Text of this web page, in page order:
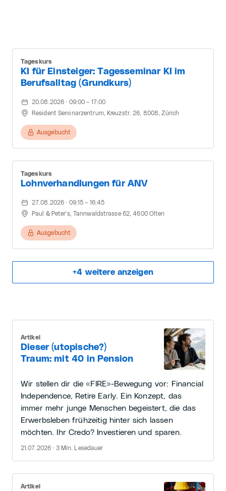
KI für Einsteiger: Tagesseminar KI im
Berufsalltag (Grundkurs)
Tageskurs
20.08.2026 · 09:00 – 17:00
Resident Seminarzentrum, Kreuzstr. 26, 8008, Zürich
Ausgebucht
Lohnverhandlungen für ANV
Tageskurs
27.08.2026 · 09:15 – 16:45
Paul & Peter's, Tannwaldstrasse 62, 4600 Olten
Ausgebucht
+4 weitere anzeigen
Dieser (utopische?)
Traum: mit 40 in Pension
Artikel
Wir stellen dir die «FIRE»-Bewegung vor: Financial
Independence, Retire Early. Ein Konzept, das
immer mehr junge Menschen begeistert, die das
Erwerbsleben frühzeitig hinter sich lassen
möchten. Ihr Credo? Investieren und sparen.
21.07.2026 · 3 Min. Lesedauer
Artikel